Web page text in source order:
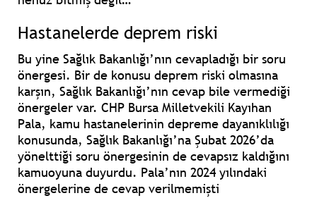
Hastanelerde deprem riski
Bu yine Sağlık Bakanlığı’nın cevapladığı bir soru
önergesi. Bir de konusu deprem riski olmasına
karşın, Sağlık Bakanlığı’nın cevap bile vermediği
önergeler var. CHP Bursa Milletvekili Kayıhan
Pala, kamu hastanelerinin depreme dayanıklılığı
konusunda, Sağlık Bakanlığı’na Şubat 2026’da
yönelttiği soru önergesinin de cevapsız kaldığını
kamuoyuna duyurdu. Pala’nın 2024 yılındaki
önergelerine de cevap verilmemişti